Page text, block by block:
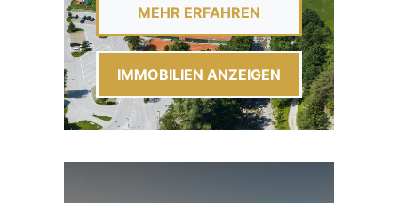
MEHR ERFAHREN
IMMOBILIEN ANZEIGEN